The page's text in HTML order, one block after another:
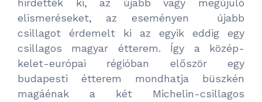
hirdették ki, az újabb vagy megújuló
elismeréseket, az eseményen újabb
csillagot érdemelt ki az egyik eddig egy
csillagos magyar étterem. Így a közép-
kelet-európai régióban először egy
budapesti étterem mondhatja büszkén
magáénak a két Michelin-csillagos